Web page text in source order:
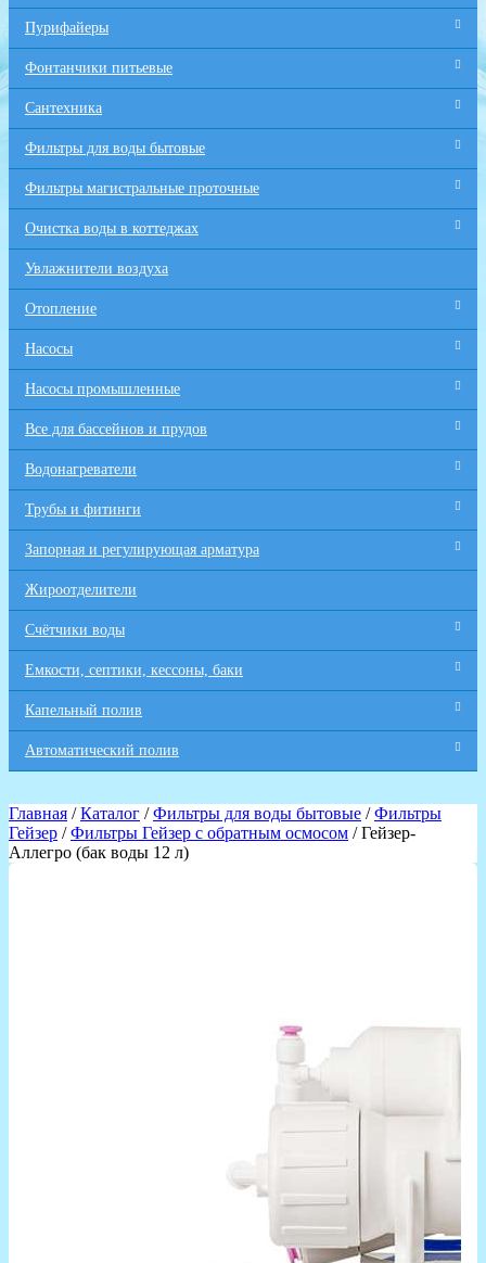
Пурифайеры
Фонтанчики питьевые
Сантехника
Фильтры для воды бытовые
Фильтры магистральные проточные
Очистка воды в коттеджах
Увлажнители воздуха
Отопление
Насосы
Насосы промышленные
Все для бaссейнов и прудов
Водонагреватели
Трубы и фитинги
Запорная и регулирующая арматура
Жироотделители
Счётчики воды
Емкости, септики, кессоны, баки
Капельный полив
Автоматический полив
Главная /Каталог /Фильтры для воды бытовые /Фильтры
Гейзер /Фильтры Гейзер с обратным осмосом / Гейзер-
Аллегро (бак воды 12 л)